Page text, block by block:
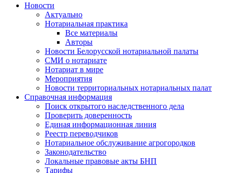
Новости
Актуально
Нотариальная практика
Все материалы
Авторы
Новости Белорусской нотариальной палаты
СМИ о нотариате
Нотариат в мире
Мероприятия
Новости территориальных нотариальных палат
Справочная информация
Поиск открытого наследственного дела
Проверить доверенность
Единая информационная линия
Реестр переводчиков
Нотариальное обслуживание агрогородков
Законодательство
Локальные правовые акты БНП
Тарифы